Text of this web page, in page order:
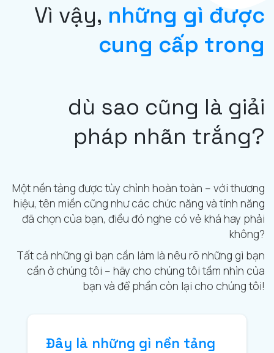
Vì vậy, những gì được
cung cấp trong
dù sao cũng là giải
pháp nhãn trắng?
Một nền tảng được tùy chỉnh hoàn toàn – với thương
hiệu, tên miền cũng như các chức năng và tính năng
đã chọn của bạn, điều đó nghe có vẻ khá hay phải
không?
Tất cả những gì bạn cần làm là nêu rõ những gì bạn
cần ở chúng tôi – hãy cho chúng tôi tầm nhìn của
bạn và để phần còn lại cho chúng tôi!
Đây là những gì nền tảng